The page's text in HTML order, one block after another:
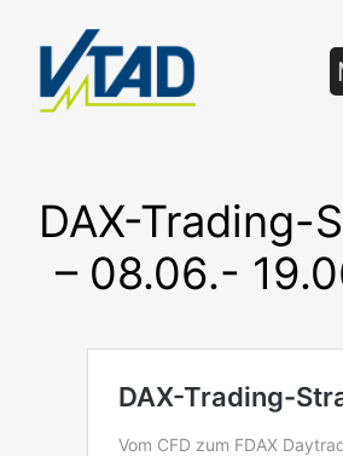
springen
DAX-Trading-
– 08.06.-